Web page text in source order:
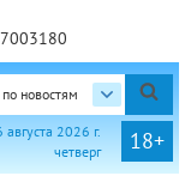
по новостям
18+
августа 2026 г.
четверг